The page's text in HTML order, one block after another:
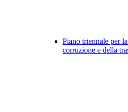
Piano triennale per
corruzione e della